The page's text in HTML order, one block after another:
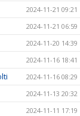
2024-11-21 09:21
2024-11-21 06:59
2024-11-20 14:39
2024-11-16 18:41
2024-11-16 08:29
2024-11-13 20:32
2024-11-11 17:19